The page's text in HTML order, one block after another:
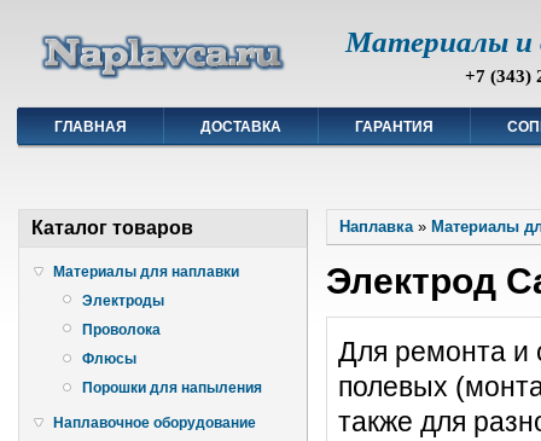
Материалы и
+7 (343)
ГЛАВНАЯ ДОСТАВКА ГАРАНТИЯ
Каталог товаров
Материалы для наплавки
Электроды
Проволока
Флюсы
Порошки для напыления
Наплавочное оборудование
Наплавка» Материалы
Электрод
Для ремонта и
полевых
также для